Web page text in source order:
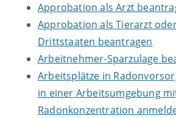
Approbation als Arzt
Approbation als Tierarzt
Drittstaaten beantragen
Arbeitnehmer-Sparzulage
Arbeitsplätze in
in einer Arbeitsumgebung
Radonkonzentration